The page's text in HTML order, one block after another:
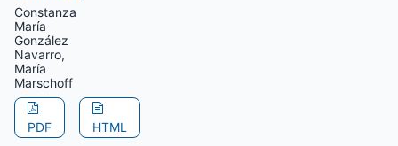
Constanza
María
González
Navarro,
María
Marschoff
PDF HTML